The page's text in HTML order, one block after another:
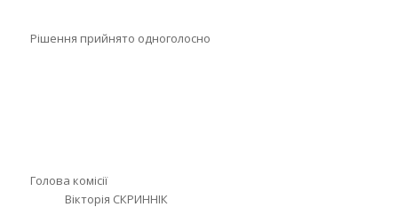
Рішення прийнято одноголосно
Голова комісії
Вікторія СКРИННІК